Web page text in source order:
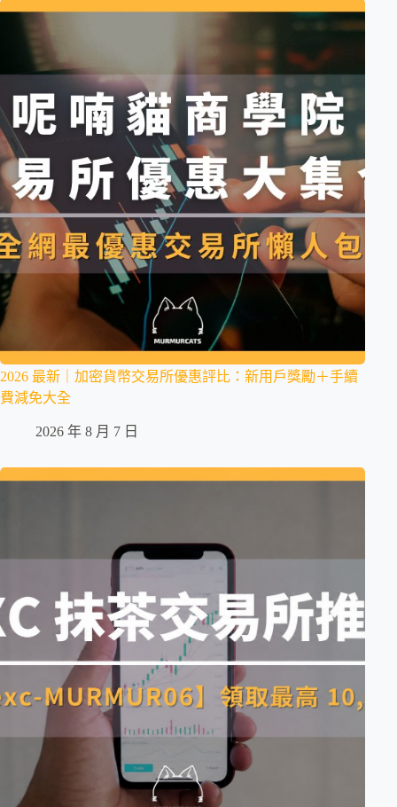
2026 最新｜加密貨幣交易所優惠評比：新用戶獎勵＋手續
費減免大全
2026 年 8 月 7 日